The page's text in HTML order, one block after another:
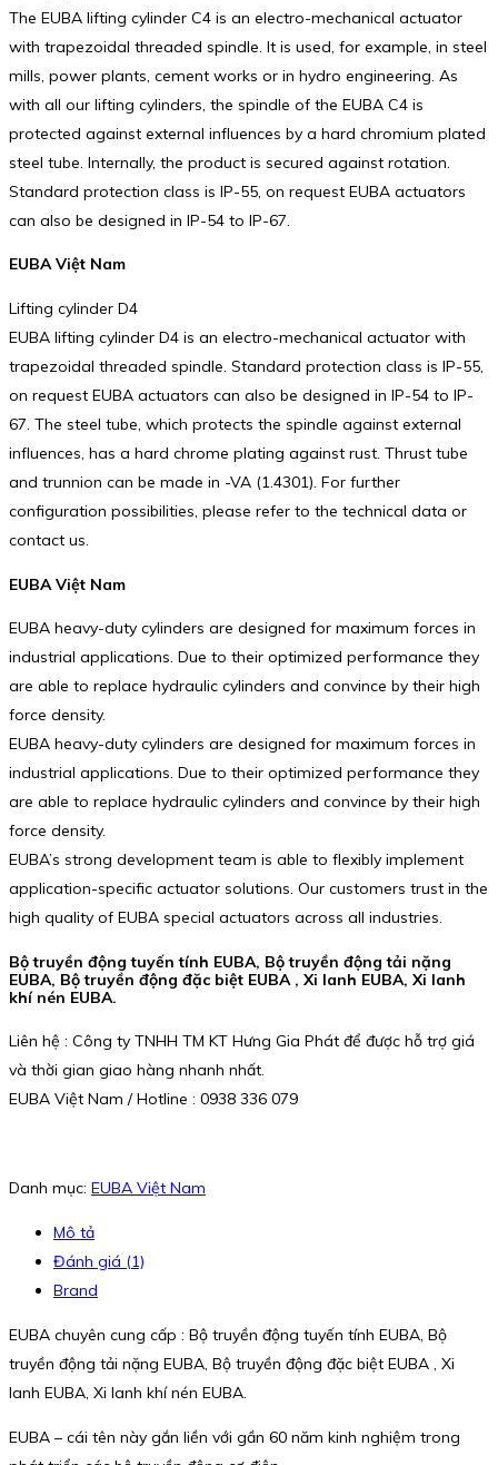
The EUBA lifting cylinder C4 is an electro-mechanical actuator
with trapezoidal threaded spindle. It is used, for example, in steel
mills, power plants, cement works or in hydro engineering. As
with all our lifting cylinders, the spindle of the EUBA C4 is
protected against external influences by a hard chromium plated
steel tube. Internally, the product is secured against rotation.
Standard protection class is IP-55, on request EUBA actuators
can also be designed in IP-54 to IP-67.
EUBA Việt Nam
Lifting cylinder D4
EUBA lifting cylinder D4 is an electro-mechanical actuator with
trapezoidal threaded spindle. Standard protection class is IP-55,
on request EUBA actuators can also be designed in IP-54 to IP-
67. The steel tube, which protects the spindle against external
influences, has a hard chrome plating against rust. Thrust tube
and trunnion can be made in -VA (1.4301). For further
configuration possibilities, please refer to the technical data or
contact us.
EUBA Việt Nam
EUBA heavy-duty cylinders are designed for maximum forces in
industrial applications. Due to their optimized performance they
are able to replace hydraulic cylinders and convince by their high
force density.
EUBA heavy-duty cylinders are designed for maximum forces in
industrial applications. Due to their optimized performance they
are able to replace hydraulic cylinders and convince by their high
force density.
EUBA’s strong development team is able to flexibly implement
application-specific actuator solutions. Our customers trust in the
high quality of EUBA special actuators across all industries.
Bộ truyền động tuyến tính EUBA, Bộ truyền động tải nặng
EUBA, Bộ truyền động đặc biệt EUBA , Xi lanh EUBA, Xi lanh
khí nén EUBA.
Liên hệ : Công ty TNHH TM KT Hưng Gia Phát để được hỗ trợ giá
và thời gian giao hàng nhanh nhất.
EUBA Việt Nam / Hotline : 0938 336 079
Danh mục: EUBA Việt Nam
Mô tả
Đánh giá (1)
Brand
EUBA chuyên cung cấp : Bộ truyền động tuyến tính EUBA, Bộ
truyền động tải nặng EUBA, Bộ truyền động đặc biệt EUBA , Xi
lanh EUBA, Xi lanh khí nén EUBA.
EUBA – cái tên này gắn liền với gần 60 năm kinh nghiệm trong